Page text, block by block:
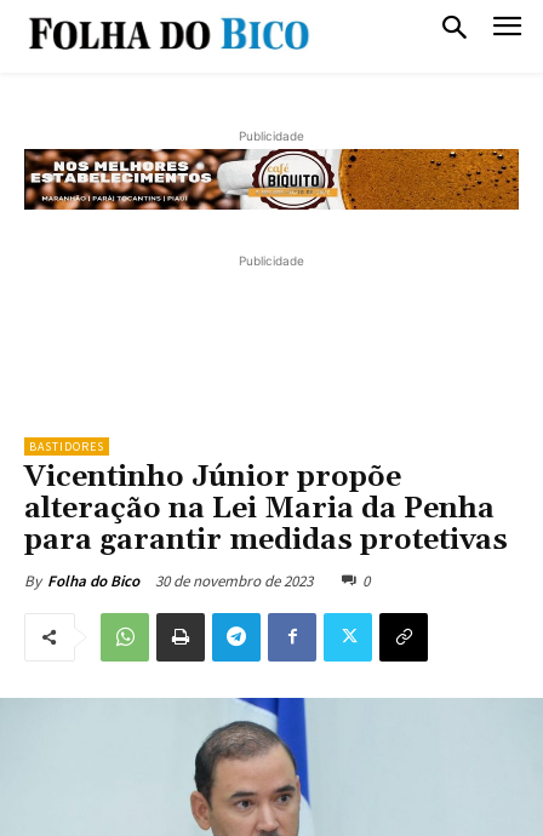
Publicidade
Publicidade
BASTIDORES
Vicentinho Júnior propõe
alteração na Lei Maria da Penha
para garantir medidas protetivas
By Folha do Bico 30 de novembro de 2023 0